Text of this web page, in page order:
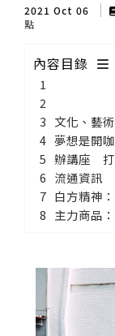
2021 Oct 06
點
內容目錄
文化、藝
夢想是開
辦講座 打
流通資訊
白方精神
主力商品：